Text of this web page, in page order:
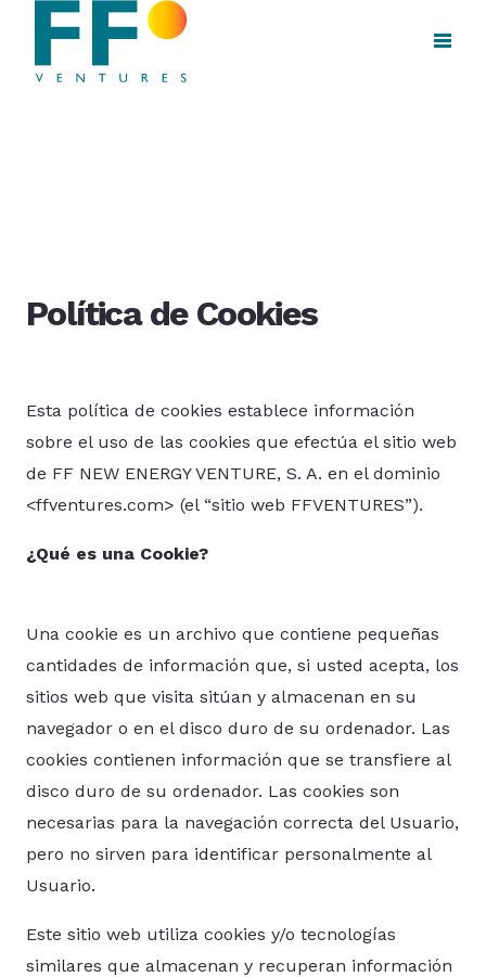
Política de Cookies
Esta política de cookies establece información
sobre el uso de las cookies que efectúa el sitio web
de FF NEW ENERGY VENTURE, S. A. en el dominio
<ffventures.com> (el “sitio web FFVENTURES”).
¿Qué es una Cookie?
Una cookie es un archivo que contiene pequeñas
cantidades de información que, si usted acepta, los
sitios web que visita sitúan y almacenan en su
navegador o en el disco duro de su ordenador. Las
cookies contienen información que se transfiere al
disco duro de su ordenador. Las cookies son
necesarias para la navegación correcta del Usuario,
pero no sirven para identificar personalmente al
Usuario.
Este sitio web utiliza cookies y/o tecnologías
similares que almacenan y recuperan información